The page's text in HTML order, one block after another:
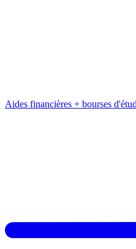
Aides financières + bourses